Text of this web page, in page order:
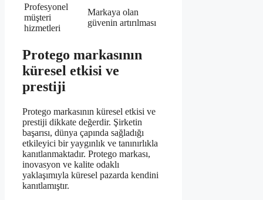
Profesyonel
müşteri
hizmetleri
Markaya olan
güvenin artırılması
Protego markasının
küresel etkisi ve
prestiji
Protego markasının küresel etkisi ve
prestiji dikkate değerdir. Şirketin
başarısı, dünya çapında sağladığı
etkileyici bir yaygınlık ve tanınırlıkla
kanıtlanmaktadır. Protego markası,
inovasyon ve kalite odaklı
yaklaşımıyla küresel pazarda kendini
kanıtlamıştır.